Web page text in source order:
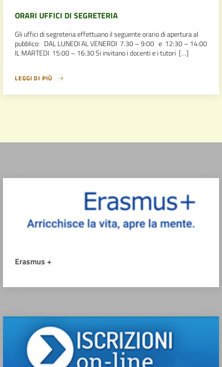
ORARI UFFICI DI SEGRETERIA
Gli uffici di segreteria effettuano il seguente orario di apertura al
pubblico: DAL LUNEDI AL VENERDI 7.30 – 9:00 e 12:30 – 14:00
IL MARTEDI 15:00 – 16:30 Si invitano i docenti e i tutori […]
LEGGI DI PIÙ
Erasmus +